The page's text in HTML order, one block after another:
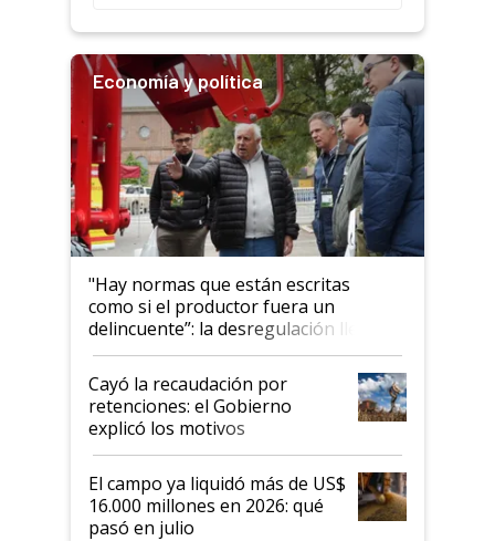
Economía y política
"Hay normas que están escritas
como si el productor fuera un
delincuente”: la desregulación llegó
al Congreso Aapresid y hasta se
habló del financiamiento al IPCVA
Cayó la recaudación por
retenciones: el Gobierno
explicó los motivos
El campo ya liquidó más de US$
16.000 millones en 2026: qué
pasó en julio